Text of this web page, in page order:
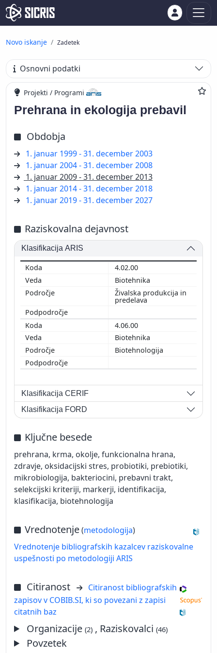
Novo iskanje Zadetek
Osnovni podatki
Projekti / Programi
Prehrana in ekologija prebavil
Obdobja
1. januar 1999 - 31. december 2003
1. januar 2004 - 31. december 2008
1. januar 2009 - 31. december 2013
1. januar 2014 - 31. december 2018
1. januar 2019 - 31. december 2027
Raziskovalna dejavnost
Klasifikacija ARIS
4.02.00
Biotehnika
Živalska produkcija in
predelava
4.06.00
Biotehnika
Biotehnologija
Klasifikacija CERIF
Klasifikacija FORD
Ključne besede
prehrana, krma, okolje, funkcionalna hrana,
zdravje, oksidacijski stres, probiotiki, prebiotiki,
mikrobiologija, bakteriocini, prebavni trakt,
selekcijski kriteriji, markerji, identifikacija,
klasifikacija, biotehnologija
Vrednotenje(metodologija)
Vrednotenje bibliografskih kazalcev raziskovalne
uspešnosti po metodologiji ARIS
Citiranost
Citiranost bibliografskih
zapisov v COBIB.SI, ki so povezani z zapisi
citatnih baz
Organizacije(2) , Raziskovalci(46)
Povzetek